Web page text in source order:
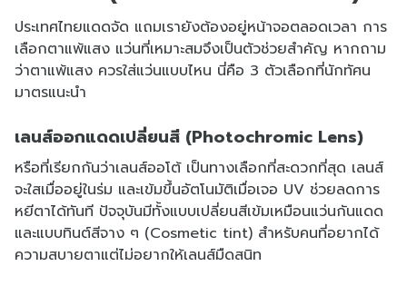
ประเทศไทยแดดจัด แถมเรายังต้องอยู่หน้าจอตลอดเวลา การ
เลือกตาแพ้แสง แว่นที่เหมาะสมจึงเป็นตัวช่วยสำคัญ หากถาม
ว่าตาแพ้แสง ควรใส่แว่นแบบไหน นี่คือ 3 ตัวเลือกที่นักทัศน
มาตรแนะนำ
เลนส์ออกแดดเปลี่ยนสี (Photochromic Lens)
หรือที่เรียกกันว่าเลนส์ออโต้ เป็นทางเลือกที่สะดวกที่สุด เลนส์
จะใสเมื่ออยู่ในร่ม และเข้มขึ้นอัตโนมัติเมื่อเจอ UV ช่วยลดการ
หยีตาได้ทันที ปัจจุบันมีทั้งแบบเปลี่ยนสีเข้มเหมือนแว่นกันแดด
และแบบทินต์สีจาง ๆ (Cosmetic tint) สำหรับคนที่อยากได้
ความสบายตาแต่ไม่อยากให้เลนส์มืดสนิท